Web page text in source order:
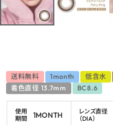
送料無料 1month 低含水
着色直径 13.7mm
BC8.6
使用
期間
1MONTH
レンズ直径
（DIA）